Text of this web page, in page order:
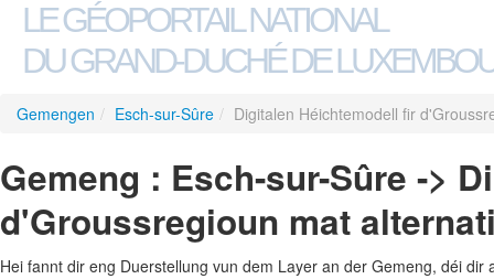
LE GÉOPORTAIL NATIONAL
DU GRAND-DUCHÉ DE
Gemengen / Esch-sur-Sûre / Digitalen Héichtemodell fir
Gemeng : Esch-sur-Sûre ->
d'Groussregioun mat
Hei fannt dir eng Duerstellung vun dem Layer an der Gemeng, déi